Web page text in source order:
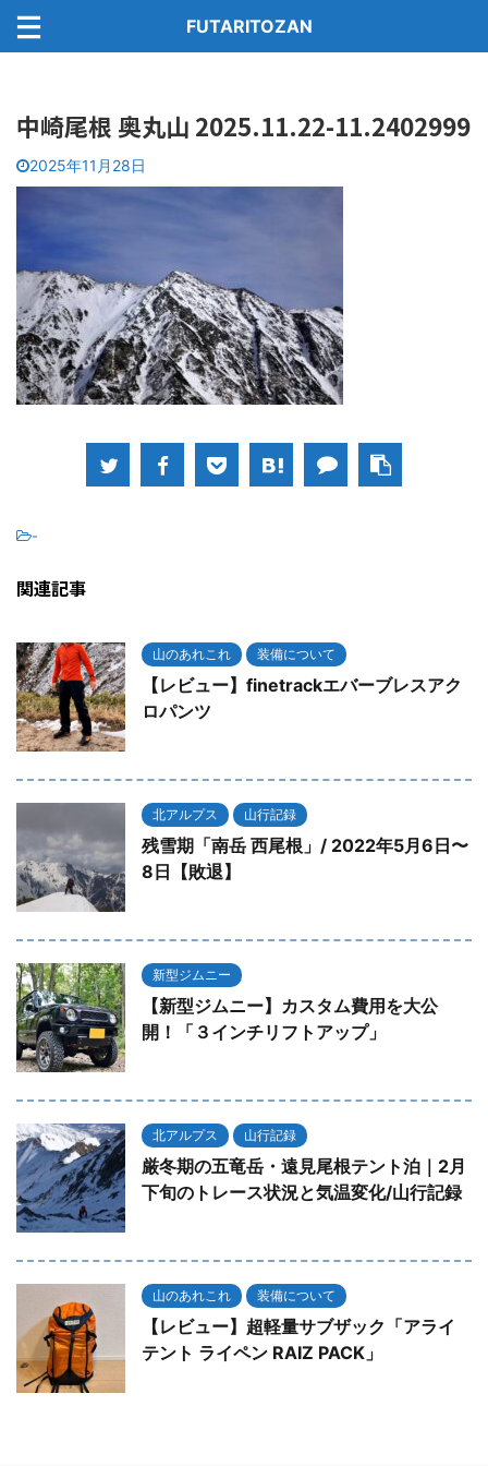
FUTARITOZAN
中崎尾根 奥丸山 2025.11.22-11.2402999
2025年11月28日
-
関連記事
山のあれこれ 装備について
【レビュー】finetrackエバーブレスアク
ロパンツ
北アルプス 山行記録
残雪期「南岳 西尾根」/ 2022年5月6日〜
8日【敗退】
新型ジムニー
【新型ジムニー】カスタム費用を大公
開！「３インチリフトアップ」
北アルプス 山行記録
厳冬期の五竜岳・遠見尾根テント泊｜2月
下旬のトレース状況と気温変化/山行記録
山のあれこれ 装備について
【レビュー】超軽量サブザック「アライ
テント ライペン RAIZ PACK」